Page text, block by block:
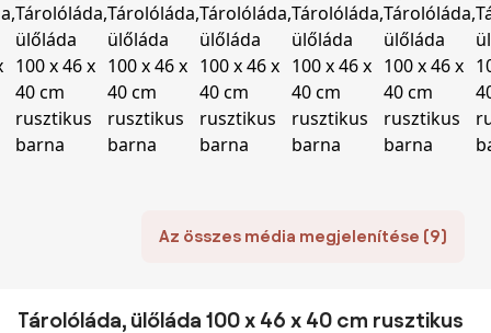
Az összes média megjelenítése (9)
Tárolóláda, ülőláda 100 x 46 x 40 cm rusztikus